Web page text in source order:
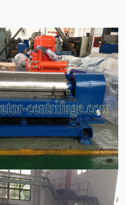
3300 2739
3200 2860
2800 2366